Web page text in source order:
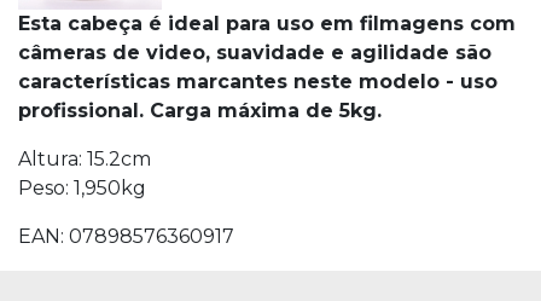
Esta cabeça é ideal para uso em filmagens com
câmeras de video, suavidade e agilidade são
características marcantes neste modelo - uso
profissional. Carga máxima de 5kg.
Altura: 15.2cm
Peso: 1,950kg
EAN: 07898576360917